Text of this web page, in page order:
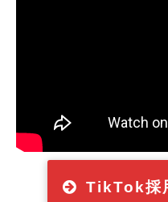
TikTok採